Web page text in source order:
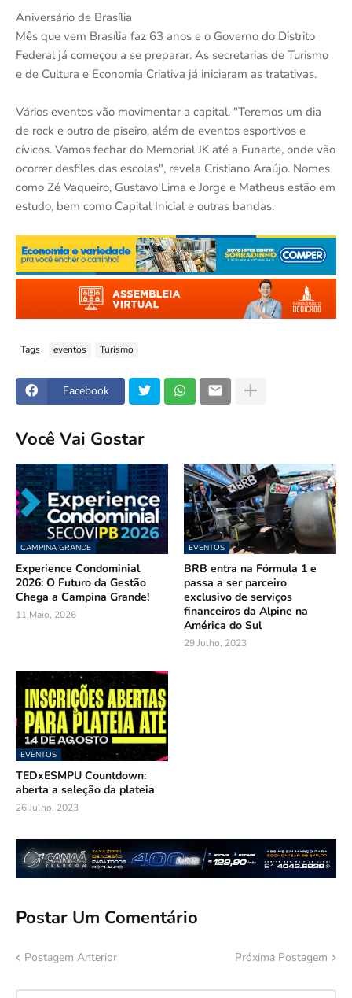
Aniversário de Brasília
Mês que vem Brasília faz 63 anos e o Governo do Distrito
Federal já começou a se preparar. As secretarias de Turismo
e de Cultura e Economia Criativa já iniciaram as tratativas.
Vários eventos vão movimentar a capital. "Teremos um dia
de rock e outro de piseiro, além de eventos esportivos e
cívicos. Vamos fechar do Memorial JK até a Funarte, onde vão
ocorrer desfiles das escolas", revela Cristiano Araújo. Nomes
como Zé Vaqueiro, Gustavo Lima e Jorge e Matheus estão em
estudo, bem como Capital Inicial e outras bandas.
Tags eventos Turismo
Facebook
Você Vai Gostar
CAMPINA GRANDE
Experience Condominial
2026: O Futuro da Gestão
Chega a Campina Grande!
11 Maio, 2026
EVENTOS
BRB entra na Fórmula 1 e
passa a ser parceiro
exclusivo de serviços
financeiros da Alpine na
América do Sul
29 Julho, 2023
EVENTOS
TEDxESMPU Countdown:
aberta a seleção da plateia
26 Julho, 2023
Postar Um Comentário
Postagem Anterior Próxima Postagem